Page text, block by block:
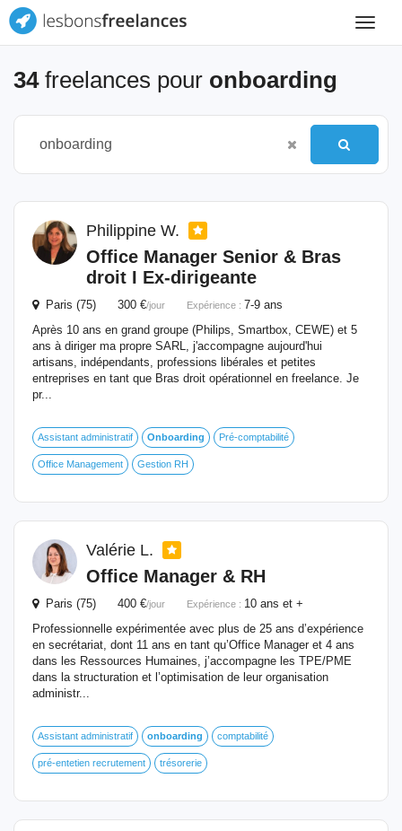
Toggle
34freelances pour onboarding
Philippine W.
Office Manager Senior & Bras
droit I Ex-dirigeante
Paris (75) 300 €/jour Expérience : 7-9 ans
Après 10 ans en grand groupe (Philips, Smartbox, CEWE) et 5
ans à diriger ma propre SARL, j'accompagne aujourd'hui
artisans, indépendants, professions libérales et petites
entreprises en tant que Bras droit opérationnel en freelance. Je
pr...
Assistant administratif Onboarding Pré-comptabilité
Office Management Gestion RH
Valérie L.
Office Manager & RH
Paris (75) 400 €/jour Expérience : 10 ans et +
Professionnelle expérimentée avec plus de 25 ans d’expérience
en secrétariat, dont 11 ans en tant qu’Office Manager et 4 ans
dans les Ressources Humaines, j’accompagne les TPE/PME
dans la structuration et l’optimisation de leur organisation
administr...
Assistant administratif onboarding comptabilité
pré-entetien recrutement trésorerie